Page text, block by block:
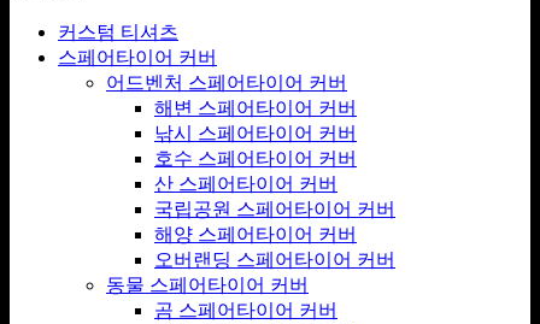
커스텀 티셔츠
스페어타이어 커버
어드벤처 스페어타이어 커버
해변 스페어타이어 커버
낚시 스페어타이어 커버
호수 스페어타이어 커버
산 스페어타이어 커버
국립공원 스페어타이어 커버
해양 스페어타이어 커버
오버랜딩 스페어타이어 커버
동물 스페어타이어 커버
곰 스페어타이어 커버